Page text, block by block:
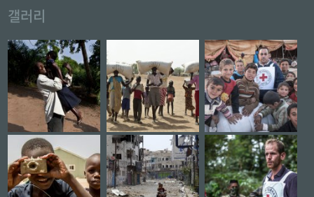
갤러리